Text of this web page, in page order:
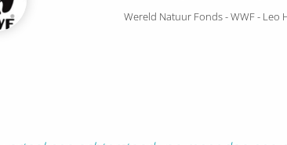
Wereld Natuur Fonds - WWF - Leo